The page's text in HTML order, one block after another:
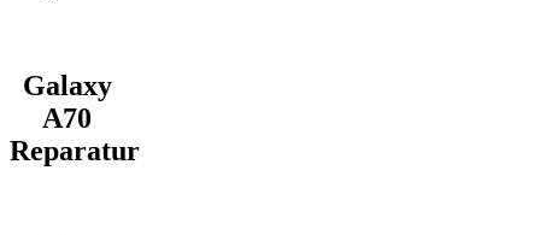
Galaxy
A70
Reparatur